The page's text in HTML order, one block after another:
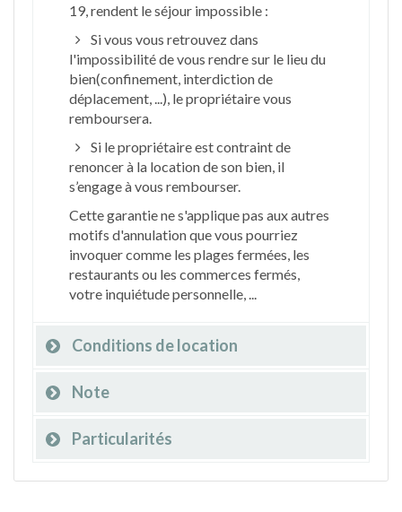
19, rendent le séjour impossible :
Si vous vous retrouvez dans
l'impossibilité de vous rendre sur le lieu du
bien(confinement, interdiction de
déplacement, ...), le propriétaire vous
remboursera.
Si le propriétaire est contraint de
renoncer à la location de son bien, il
s’engage à vous rembourser.
Cette garantie ne s'applique pas aux autres
motifs d'annulation que vous pourriez
invoquer comme les plages fermées, les
restaurants ou les commerces fermés,
votre inquiétude personnelle, ...
Conditions de location
Note
Particularités